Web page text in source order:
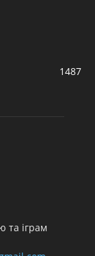
1487
та іграм